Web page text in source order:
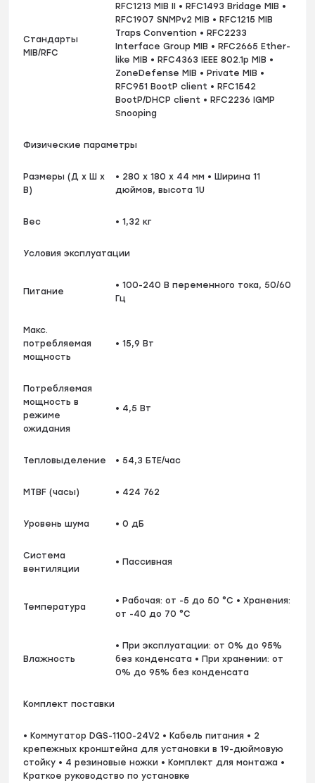
Стандарты
MIB/RFC
RFC1213 MIB II • RFC1493 Bridage MIB •
RFC1907 SNMPv2 MIB • RFC1215 MIB
Traps Convention • RFC2233
Interface Group MIB • RFC2665 Ether-
like MIB • RFC4363 IEEE 802.1p MIB •
ZoneDefense MIB • Private MIB •
RFC951 BootP client • RFC1542
BootP/DHCP client • RFC2236 IGMP
Snooping
Физические параметры
Размеры (Д x Ш x
В)
• 280 x 180 x 44 мм • Ширина 11
дюймов, высота 1U
Вес • 1,32 кг
Условия эксплуатации
Питание
• 100-240 В переменного тока, 50/60
Гц
Макс.
потребляемая
мощность
• 15,9 Вт
Потребляемая
мощность в
режиме
ожидания
• 4,5 Вт
Тепловыделение • 54,3 БТЕ/час
MTBF (часы) • 424 762
Уровень шума • 0 дБ
Система
вентиляции
• Пассивная
Температура
• Рабочая: от -5 до 50 °C • Хранения:
от -40 до 70 °C
Влажность
• При эксплуатации: от 0% до 95%
без конденсата • При хранении: от
0% до 95% без конденсата
Комплект поставки
• Коммутатор DGS-1100-24V2 • Кабель питания • 2
крепежных кронштейна для установки в 19-дюймовую
стойку • 4 резиновые ножки • Комплект для монтажа •
Краткое руководство по установке